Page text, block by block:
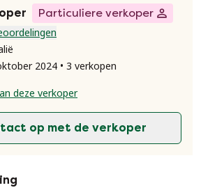
Particuliere verkoper
2024 • 3 verkopen
deze verkoper
op met de verkoper